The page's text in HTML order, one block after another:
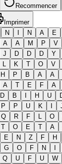
Recommencer
Imprimer
N I N A E
A A M P V
J D D D Y
L K T O V
H P B A A
A T E F A
D B I H U
P P U K I
Q R F L O
T O E T A
E N Z F H
G O F N I
Q U F U W